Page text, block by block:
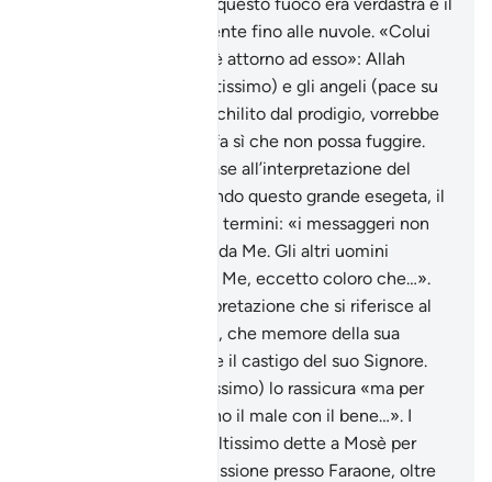
suo chiarore saliva rovente fino alle nuvole. «Colui
Che è nel fuoco e chi è attorno ad esso»: Allah
Stesso (gloria a Lui l’Altissimo) e gli angeli (pace su
tutti loro). Mosè è annichilito dal prodigio, vorrebbe
sottrarsi, ma qualcosa fa sì che non possa fuggire.
Abbiamo tradotto in base all’interpretazione del
Tabarì (XIX, 137). Secondo questo grande esegeta, il
brano va letto in questi termini: «i messaggeri non
hanno nulla da temere da Me. Gli altri uomini
possono avere paura di Me, eccetto coloro che…».
C’è forse un’altra interpretazione che si riferisce al
caso specifico di Mosè, che memore della sua
condotta passata, teme il castigo del suo Signore.
Allah (gloria a Lui l’Altissimo) lo rassicura «ma per
coloro che sostituiscono il male con il bene…». I
nove segni che Allah Altissimo dette a Mosè per
suffragarlo nella sua missione presso Faraone, oltre